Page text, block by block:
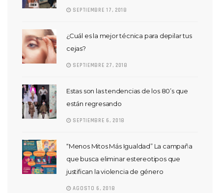
SEPTIEMBRE 17, 2018
¿Cuál es la mejor técnica para depilar tus
cejas?
SEPTIEMBRE 27, 2018
Estas son las tendencias de los 80’s que
están regresando
SEPTIEMBRE 6, 2018
“Menos Mitos Más Igualdad” La campaña
que busca eliminar estereotipos que
justifican la violencia de género
AGOSTO 6, 2018